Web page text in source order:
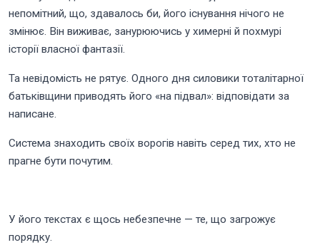
непомітний, що, здавалось би, його існування нічого не
змінює. Він виживає, занурюючись у химерні й похмурі
історії власної фантазії.
Та невідомість не рятує. Одного дня силовики тоталітарної
батьківщини приводять його «на підвал»: відповідати за
написане.
Система знаходить своїх ворогів навіть серед тих, хто не
прагне бути почутим.
У його текстах є щось небезпечне — те, що загрожує
порядку.